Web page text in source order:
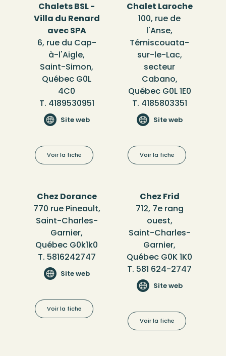
Chalets BSL -
Villa du Renard
avec SPA
6, rue du Cap-
à-l'Aigle,
Saint-Simon,
Québec G0L
4C0
T. 4189530951
Site web
Voir la fiche
Chalet Laroche
100, rue de
l'Anse,
Témiscouata-
sur-le-Lac,
secteur
Cabano,
Québec G0L 1E0
T. 4185803351
Site web
Voir la fiche
Chez Dorance
770 rue Pineault,
Saint-Charles-
Garnier,
Québec G0k1k0
T. 5816242747
Site web
Voir la fiche
Chez Frid
712, 7e rang
ouest,
Saint-Charles-
Garnier,
Québec G0K 1K0
T. 581 624-2747
Site web
Voir la fiche